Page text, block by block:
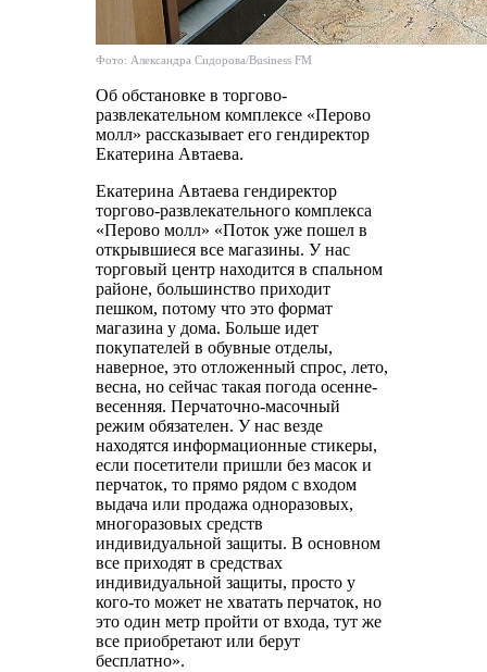
Фото: Александра Сидорова/Business FM
Об обстановке в торгово-
развлекательном комплексе «Перово
молл» рассказывает его гендиректор
Екатерина Автаева.
Екатерина Автаева гендиректор
торгово-развлекательного комплекса
«Перово молл» «Поток уже пошел в
открывшиеся все магазины. У нас
торговый центр находится в спальном
районе, большинство приходит
пешком, потому что это формат
магазина у дома. Больше идет
покупателей в обувные отделы,
наверное, это отложенный спрос, лето,
весна, но сейчас такая погода осенне-
весенняя. Перчаточно-масочный
режим обязателен. У нас везде
находятся информационные стикеры,
если посетители пришли без масок и
перчаток, то прямо рядом с входом
выдача или продажа одноразовых,
многоразовых средств
индивидуальной защиты. В основном
все приходят в средствах
индивидуальной защиты, просто у
кого-то может не хватать перчаток, но
это один метр пройти от входа, тут же
все приобретают или берут
бесплатно».